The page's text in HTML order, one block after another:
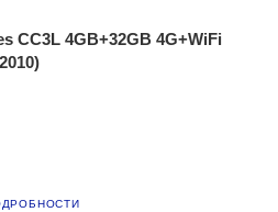
CC3L 4GB+32GB 4G+WiFi